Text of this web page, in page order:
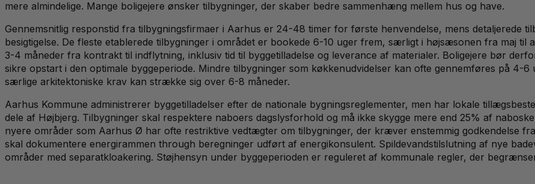
mere almindelige. Mange boligejere ønsker tilbygninger, der skaber bedre sammenhæng mellem hus og have.
Gennemsnitlig responstid fra tilbygningsfirmaer i Aarhus er 24-48 timer for første henvendelse, mens detaljerede
besigtigelse. De fleste etablerede tilbygninger i området er bookede 6-10 uger frem, særligt i højsæsonen fra maj
3-4 måneder fra kontrakt til indflytning, inklusiv tid til byggetilladelse og leverance af materialer. Boligejere bør
sikre opstart i den optimale byggeperiode. Mindre tilbygninger som køkkenudvidelser kan ofte gennemføres på 4-
særlige arkitektoniske krav kan strække sig over 6-8 måneder.
Aarhus Kommune administrerer byggetilladelser efter de nationale bygningsreglementer, men har lokale
dele af Højbjerg. Tilbygninger skal respektere naboers dagslysforhold og må ikke skygge mere end 25% af
nyere områder som Aarhus Ø har ofte restriktive vedtægter om tilbygninger, der kræver enstemmig godkendelse
skal dokumentere energirammen through beregninger udført af energikonsulent. Spildevandstilslutning af nye
områder med separatkloakering. Støjhensyn under byggeperioden er reguleret af kommunale regler, der